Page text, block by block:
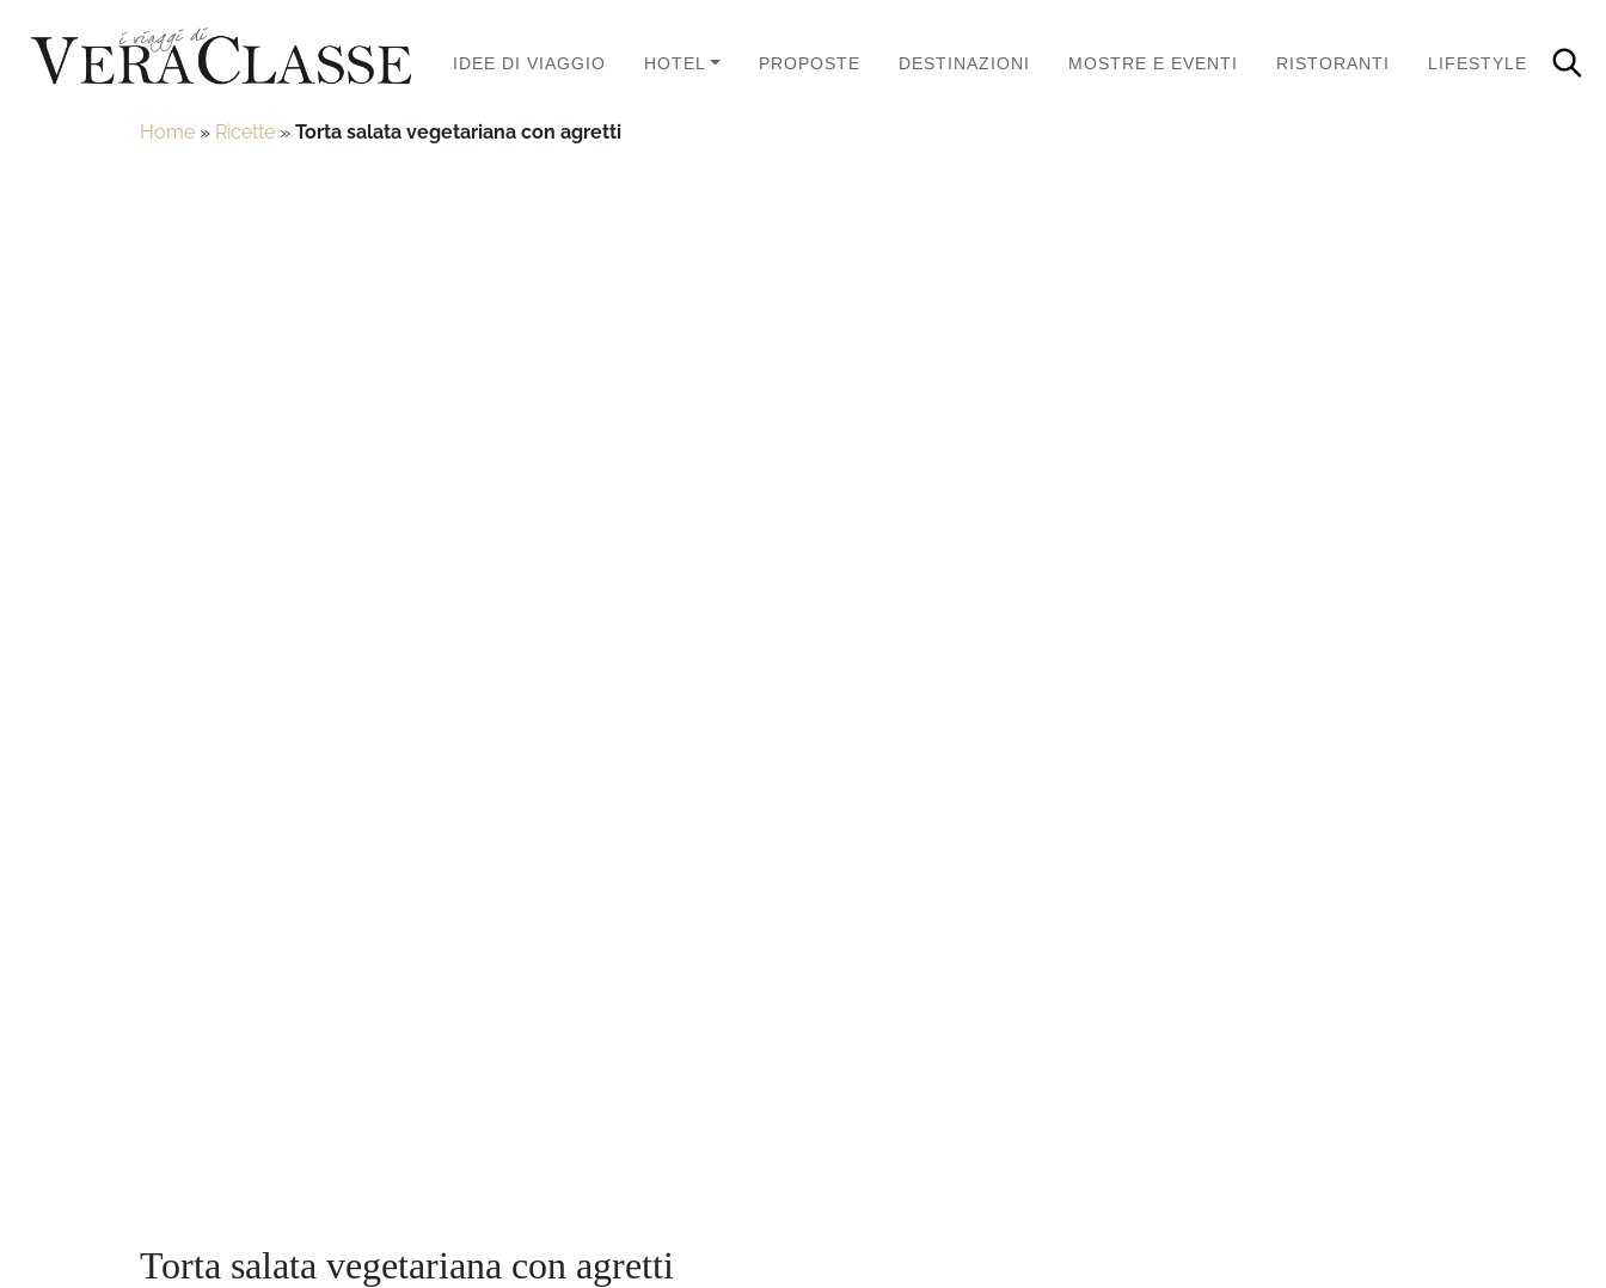
IDEE DI VIAGGIO HOTEL PROPOSTE DESTINAZIONI MOSTRE E EVENTI RISTORANTI LIFESTYLE
Home » Ricette » Torta salata vegetariana con agretti
Torta salata vegetariana con agretti